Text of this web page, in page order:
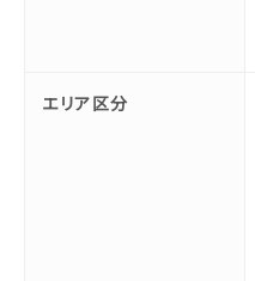
エリア区分